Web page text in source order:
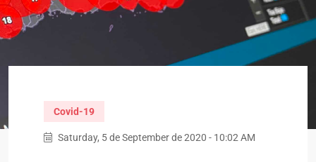
Covid-19
Saturday, 5 de September de 2020 - 10:02 AM